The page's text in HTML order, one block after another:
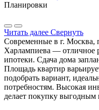
Планировки
Читать далее Свернуть
Современные в г. Москва,
Харлампиева — отличное
ипотеки. Сдача дома
Площадь квартир
подобрать вариант,
потребностям. Высокая
делает покупку выгодным